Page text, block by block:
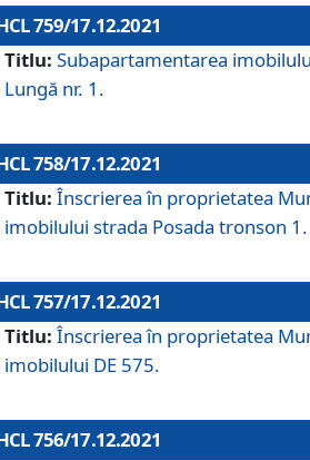
759/17.12.2021
Titlu: Subapartamentarea
Lungă nr. 1.
758/17.12.2021
Titlu: Înscrierea în proprietatea
imobilului strada Posada tronson 1.
757/17.12.2021
Titlu: Înscrierea în proprietatea
imobilului DE 575.
756/17.12.2021